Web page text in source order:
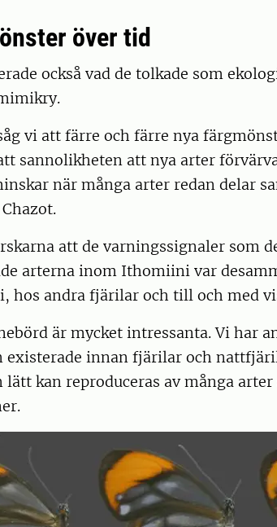
över tid
också vad de tolkade som
vi att färre och färre nya
sannolikheten att nya arter
när många arter redan delar
att de varningssignaler som
arterna inom Ithomiini var
hos andra fjärilar och till och med
är mycket intressanta. Vi har
existerade innan fjärilar och
kan reproduceras av många